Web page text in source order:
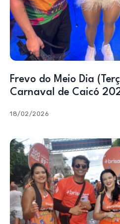
Frevo do Meio Dia
Carnaval de Caicó
18/02/2026